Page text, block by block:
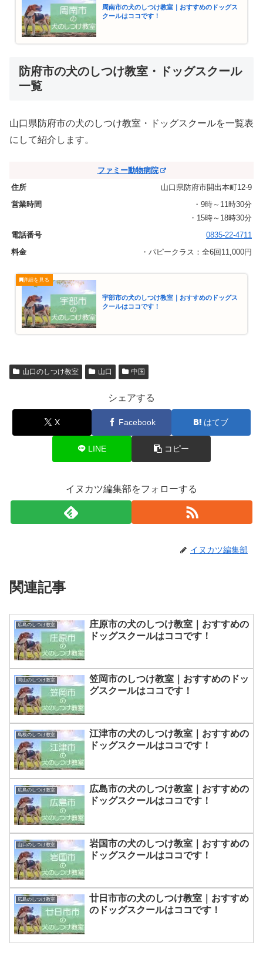
周南市の犬のしつけ教室｜おすすめのドッグス
クールはココです！
防府市の犬のしつけ教室・ドッグスクール
一覧
山口県防府市の犬のしつけ教室・ドッグスクールを一覧表
にして紹介します。
ファミー動物病院
山口県防府市開出本町12-9
・9時～11時30分
・15時～18時30分
0835-22-4711
・パピークラス：全6回11,000円
宇部市の犬のしつけ教室｜おすすめのドッグス
クールはココです！
山口のしつけ教室 山口 中国
シェアする
X Facebook はてブ
LINE コピー
イヌカツ編集部をフォローする
イヌカツ編集部
関連記事
広島のしつけ教室
庄原市の犬のしつけ教室｜おすすめの
ドッグスクールはココです！
岡山のしつけ教室
笠岡市のしつけ教室｜おすすめのドッ
グスクールはココです！
島根のしつけ教室
江津市の犬のしつけ教室｜おすすめの
ドッグスクールはココです！
広島のしつけ教室
広島市の犬のしつけ教室｜おすすめの
ドッグスクールはココです！
山口のしつけ教室
岩国市の犬のしつけ教室｜おすすめの
ドッグスクールはココです！
広島のしつけ教室
廿日市市の犬のしつけ教室｜おすすめ
のドッグスクールはココです！